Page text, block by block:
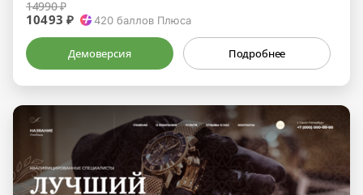
14990 ₽
10493 ₽ 420 баллов Плюса
Демоверсия Подробнее